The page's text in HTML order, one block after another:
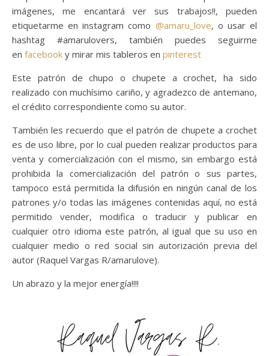
imágenes, me encantará ver sus trabajos!!, pueden
etiquetarme en instagram como @amaru_love, o usar el
hashtag #amarulovers, también puedes seguirme
en facebook y mirar mis tableros en pinterest
Este patrón de chupo o chupete a crochet, ha sido
realizado con muchísimo cariño, y agradezco de antemano,
el crédito correspondiente como su autor.
También les recuerdo que el patrón de chupete a crochet
es de uso libre, por lo cual pueden realizar productos para
venta y comercialización con el mismo, sin embargo está
prohibida la comercialización del patrón o sus partes,
tampoco está permitida la difusión en ningún canal de los
patrones y/o todas las imágenes contenidas aquí, no está
permitido vender, modifica o traducir y publicar en
cualquier otro idioma este patrón, al igual que su uso en
cualquier medio o red social sin autorización previa del
autor (Raquel Vargas R/amarulove).
Un abrazo y la mejor energía!!!!